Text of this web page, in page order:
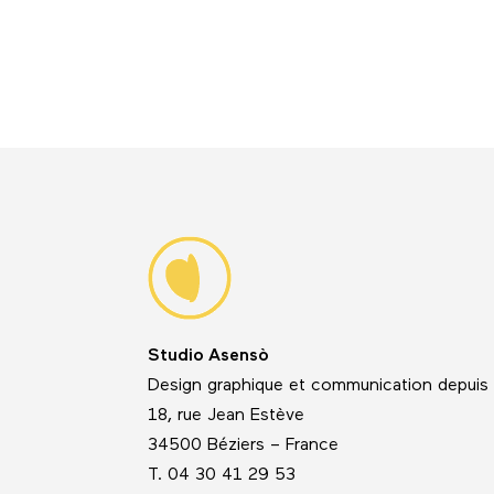
Studio Asensò
Design graphique et communication
18, rue Jean Estève
34500 Béziers – France
T. 04 30 41 29 53